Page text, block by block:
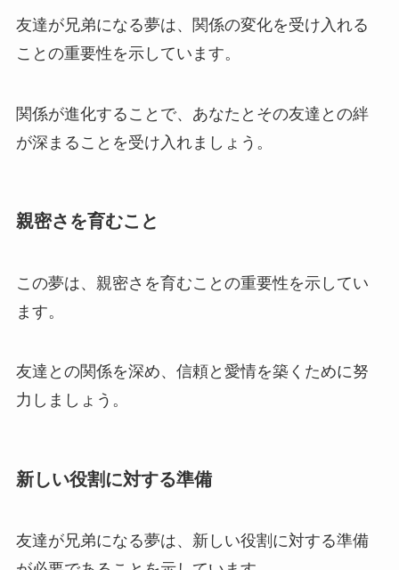
友達が兄弟になる夢は、関係の変化を受け入れる
ことの重要性を示しています。
関係が進化することで、あなたとその友達との絆
が深まることを受け入れましょう。
親密さを育むこと
この夢は、親密さを育むことの重要性を示してい
ます。
友達との関係を深め、信頼と愛情を築くために努
力しましょう。
新しい役割に対する準備
友達が兄弟になる夢は、新しい役割に対する準備